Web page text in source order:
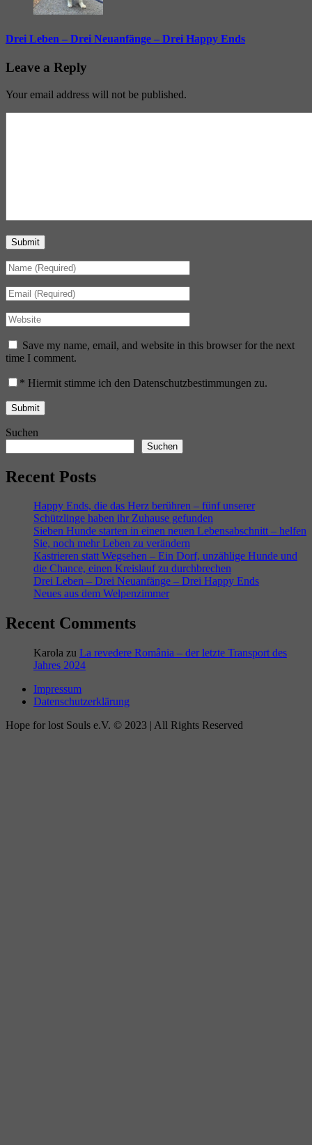
Drei Leben – Drei Neuanfänge – Drei Happy Ends
Leave a Reply
Your email address will not be published.
Submit
Save my name, email, and website in this browser for the next
time I comment.
* Hiermit stimme ich den Datenschutzbestimmungen zu.
Suchen
Suchen
Recent Posts
Happy Ends, die das Herz berühren – fünf unserer
Schützlinge haben ihr Zuhause gefunden
Sieben Hunde starten in einen neuen Lebensabschnitt – helfen
Sie, noch mehr Leben zu verändern
Kastrieren statt Wegsehen – Ein Dorf, unzählige Hunde und
die Chance, einen Kreislauf zu durchbrechen
Drei Leben – Drei Neuanfänge – Drei Happy Ends
Neues aus dem Welpenzimmer
Recent Comments
Karola zu La revedere România – der letzte Transport des
Jahres 2024
Impressum
Datenschutzerklärung
Hope for lost Souls e.V. © 2023 | All Rights Reserved